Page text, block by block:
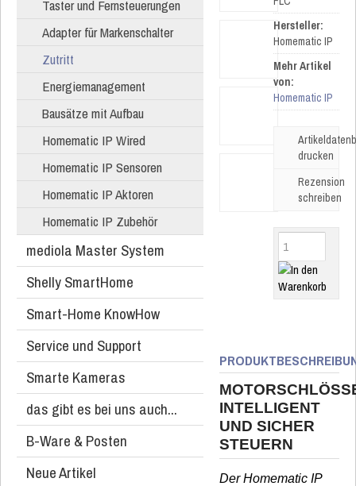
Taster und Fernsteuerungen
Adapter für Markenschalter
Zutritt
Energiemanagement
Bausätze mit Aufbau
Homematic IP Wired
Homematic IP Sensoren
Homematic IP Aktoren
Homematic IP Zubehör
mediola Master System
Shelly SmartHome
Smart-Home KnowHow
Service und Support
Smarte Kameras
das gibt es bei uns auch...
B-Ware & Posten
Neue Artikel
Hersteller:
Homematic IP
Mehr Artikel
von:
Homematic IP
drucken
Rezension
schreiben
INTELLIGENT
UND SICHER
STEUERN
Der Homematic IP